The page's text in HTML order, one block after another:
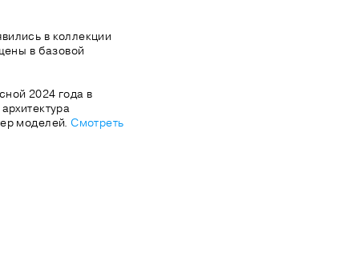
в коллекции
в базовой
2024 года в
моделей. Смотреть